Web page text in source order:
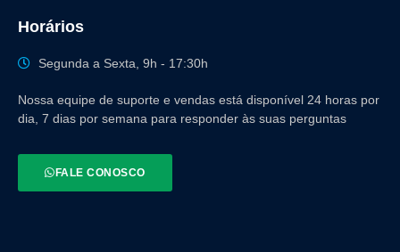
Horários
Segunda a Sexta, 9h - 17:30h
Nossa equipe de suporte e vendas está disponível 24 horas por
dia, 7 dias por semana para responder às suas perguntas
FALE CONOSCO